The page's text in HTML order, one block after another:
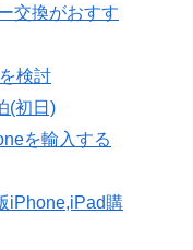
交換がおすす
検討
(初日)
を輸入する
iPhone,iPad購